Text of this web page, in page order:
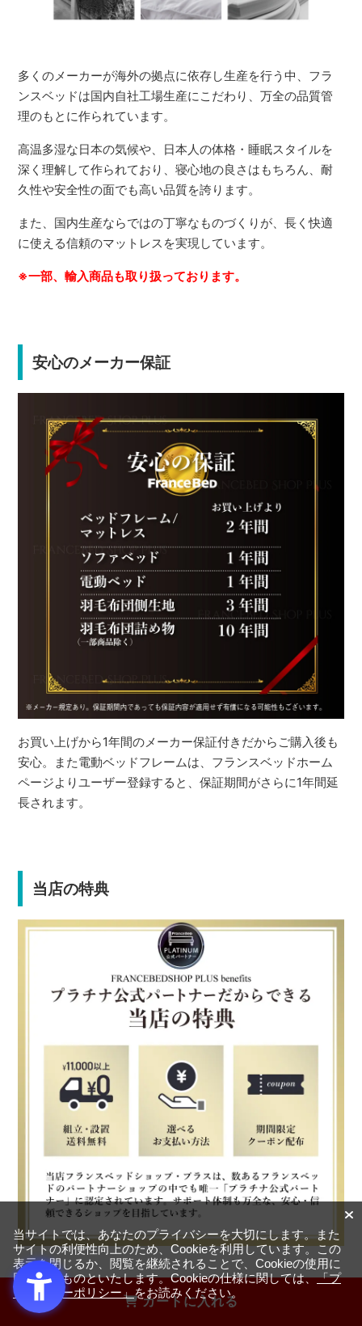
カートに入れる
多くのメーカーが海外の拠点に依存し生産を行う中、フラ
ンスベッドは国内自社工場生産にこだわり、万全の品質管
理のもとに作られています。
高温多湿な日本の気候や、日本人の体格・睡眠スタイルを
深く理解して作られており、寝心地の良さはもちろん、耐
久性や安全性の面でも高い品質を誇ります。
また、国内生産ならではの丁寧なものづくりが、長く快適
に使える信頼のマットレスを実現しています。
※一部、輸入商品も取り扱っております。
安心のメーカー保証
お買い上げから1年間のメーカー保証付きだからご購入後も
安心。また電動ベッドフレームは、フランスベッドホーム
ページよりユーザー登録すると、保証期間がさらに1年間延
長されます。
当店の特典
当サイトでは、あなたのプライバシーを大切にします。また
サイトの利便性向上のため、Cookieを利用しています。この
表示を閉じるか、閲覧を継続されることで、Cookieの使用に
同意するものといたします。Cookieの仕様に関しては、「プ
ライバシーポリシー」をお読みください。